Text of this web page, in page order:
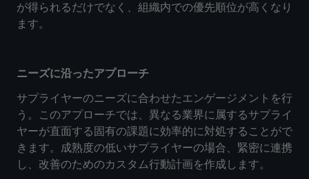
が得られるだけでなく、組織内での優先順位が高くなり
ます。
ニーズに沿ったアプローチ
サプライヤーのニーズに合わせたエンゲージメントを行
う。このアプローチでは、異なる業界に属するサプライ
ヤーが直面する固有の課題に効率的に対処することがで
きます。成熟度の低いサプライヤーの場合、緊密に連携
し、改善のためのカスタム行動計画を作成します。